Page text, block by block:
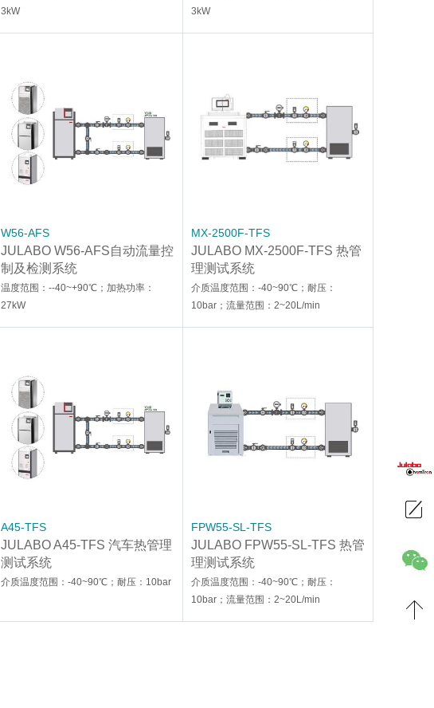
3kW
3kW
W56-AFS
JULABO W56-AFS自动流量控
制及检测系统
温度范围：--40~+90℃；加热功率：
27kW
MX-2500F-TFS
JULABO MX-2500F-TFS 热管
理测试系统
介质温度范围：-40~90℃；耐压：
10bar；流量范围：2~20L/min
A45-TFS
JULABO A45-TFS 汽车热管理
测试系统
介质温度范围：-40~90℃；耐压：10bar
FPW55-SL-TFS
JULABO FPW55-SL-TFS 热管
理测试系统
介质温度范围：-40~90℃；耐压：
10bar；流量范围：2~20L/min